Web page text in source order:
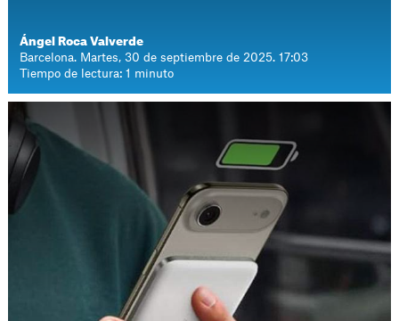
Ángel Roca Valverde
Barcelona. Martes, 30 de septiembre de 2025. 17:03
Tiempo de lectura: 1 minuto